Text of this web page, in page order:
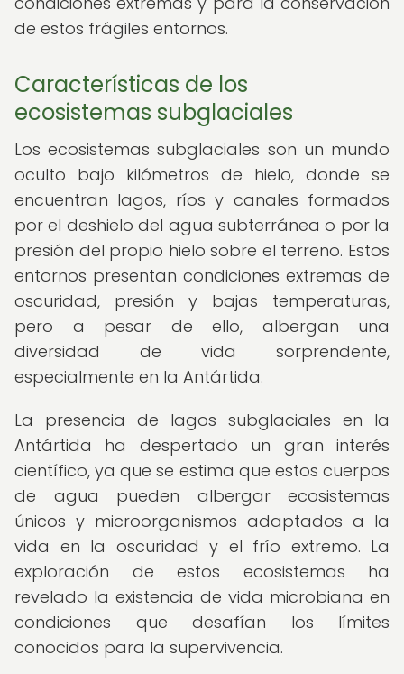
de estos frágiles entornos.
Características de los
ecosistemas subglaciales
Los ecosistemas subglaciales son un mundo
oculto bajo kilómetros de hielo, donde se
encuentran lagos, ríos y canales formados
por el deshielo del agua subterránea o por la
presión del propio hielo sobre el terreno. Estos
entornos presentan condiciones extremas de
oscuridad, presión y bajas temperaturas,
pero a pesar de ello, albergan una
diversidad de vida sorprendente,
especialmente en la Antártida.
La presencia de lagos subglaciales en la
Antártida ha despertado un gran interés
científico, ya que se estima que estos cuerpos
de agua pueden albergar ecosistemas
únicos y microorganismos adaptados a la
vida en la oscuridad y el frío extremo. La
exploración de estos ecosistemas ha
revelado la existencia de vida microbiana en
condiciones que desafían los límites
conocidos para la supervivencia.